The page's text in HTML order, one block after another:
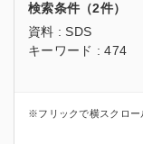
検索条件（2件）
資料 : SDS
キーワード : 474